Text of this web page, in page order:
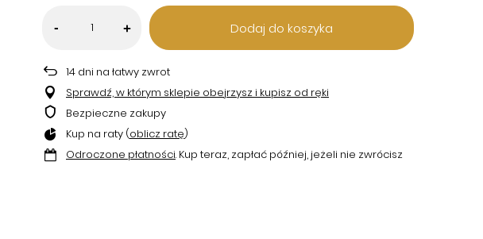
- + Dodaj do koszyka
14 dni na łatwy zwrot
Sprawdź, w którym sklepie obejrzysz i kupisz od ręki
Bezpieczne zakupy
Kup na raty (oblicz ratę)
Odroczone płatności. Kup teraz, zapłać później, jeżeli nie zwrócisz